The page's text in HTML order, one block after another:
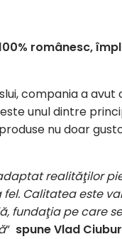
românesc,
compania a
unul dintre
nu doar
realităţilor
fel. Calitatea este
fundaţia pe care
” spune Vlad